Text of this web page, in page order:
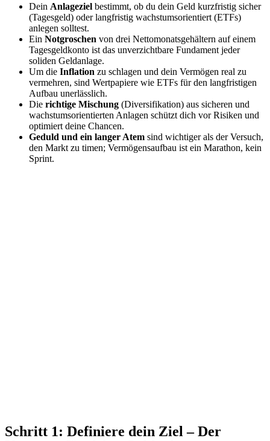
Dein Anlageziel bestimmt, ob du dein Geld kurzfristig sicher
(Tagesgeld) oder langfristig wachstumsorientiert (ETFs)
anlegen solltest.
Ein Notgroschen von drei Nettomonatsgehältern auf einem
Tagesgeldkonto ist das unverzichtbare Fundament jeder
soliden Geldanlage.
Um die Inflation zu schlagen und dein Vermögen real zu
vermehren, sind Wertpapiere wie ETFs für den langfristigen
Aufbau unerlässlich.
Die richtige Mischung (Diversifikation) aus sicheren und
wachstumsorientierten Anlagen schützt dich vor Risiken und
optimiert deine Chancen.
Geduld und ein langer Atem sind wichtiger als der Versuch,
den Markt zu timen; Vermögensaufbau ist ein Marathon, kein
Sprint.
Schritt 1: Definiere dein Ziel – Der